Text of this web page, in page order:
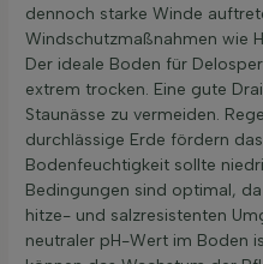
dennoch starke Winde
Windschutzmaßnahmen wie
Der ideale Boden für
extrem trocken. Eine gute
Staunässe zu vermeiden.
durchlässige Erde fördern
Bodenfeuchtigkeit sollte
Bedingungen sind optimal,
hitze- und salzresistenten
neutraler pH-Wert im Boden